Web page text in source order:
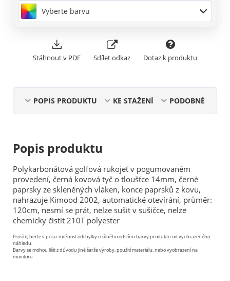
Vyberte barvu
Stáhnout v PDF Sdílet odkaz Dotaz k produktu
POPIS PRODUKTU KE STAŽENÍ PODOBNÉ
Popis produktu
Polykarbonátová golfová rukojeť v pogumovaném
provedení, černá kovová tyč o tloušťce 14mm, černé
paprsky ze skleněných vláken, konce paprsků z kovu,
nahrazuje Kimood 2002, automatické otevírání, průměr:
120cm, nesmí se prát, nelze sušit v sušičce, nelze
chemicky čistit 210T polyester
Prosím, berte v potaz možnost odchylky reálného odstínu barvy produktu od vyobrazeného
náhledu.
Barvy se mohou lišit z důvodu jiné šarže výroby, použití materiálu, nebo vyobrazení na
monitoru